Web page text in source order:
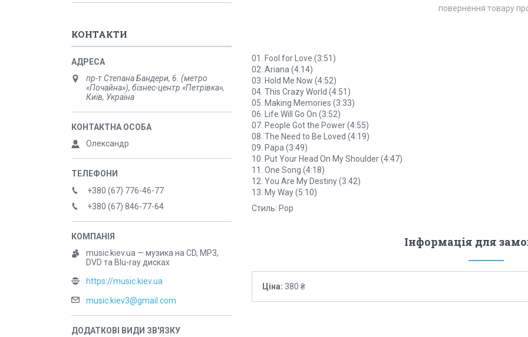
повернення товару
01. Fool for Love (3:51)
02. Ariana (4:14)
03. Hold Me Now (4:52)
04. This Crazy World (4:51)
05. Making Memories (3:33)
06. Life Will Go On (3:52)
07. People Got the Power (4:55)
08. The Need to Be Loved (4:19)
09. Papa (3:49)
10. Put Your Head On My Shoulder (4:47)
11. One Song (4:18)
12. You Are My Destiny (3:42)
13. My Way (5:10)
Стиль: Pop
Інформація для
Ціна: 380 ₴
КОНТАКТИ
пр-т Степана Бандери, 6. (метро
«Почайна»), бізнес-центр «Петрівка»,
Київ, Україна
Олександр
+380 (67) 776-46-77
+380 (67) 846-77-64
music.kiev.ua — музика на CD, MP3,
DVD та Blu-ray дисках
https://music.kiev.ua
music.kiev3@gmail.com